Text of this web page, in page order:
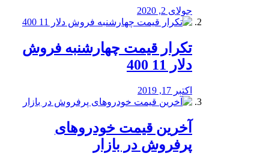
جولای 2, 2020
تکرار قیمت چهارشنبه فروش
دلار 11 400
اکتبر 17, 2019
آخرین قیمت خودرو‌های
پرفروش در بازار